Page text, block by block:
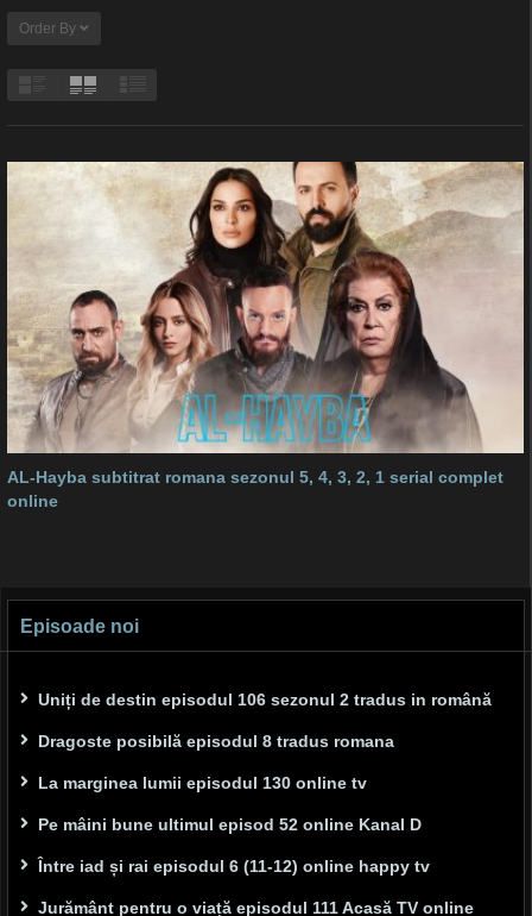
Order By
AL-Hayba subtitrat romana sezonul 5, 4, 3, 2, 1 serial complet
online
Episoade noi
Uniți de destin episodul 106 sezonul 2 tradus in română
Dragoste posibilă episodul 8 tradus romana
La marginea lumii episodul 130 online tv
Pe mâini bune ultimul episod 52 online Kanal D
Între iad și rai episodul 6 (11-12) online happy tv
Jurământ pentru o viață episodul 111 Acasă TV online